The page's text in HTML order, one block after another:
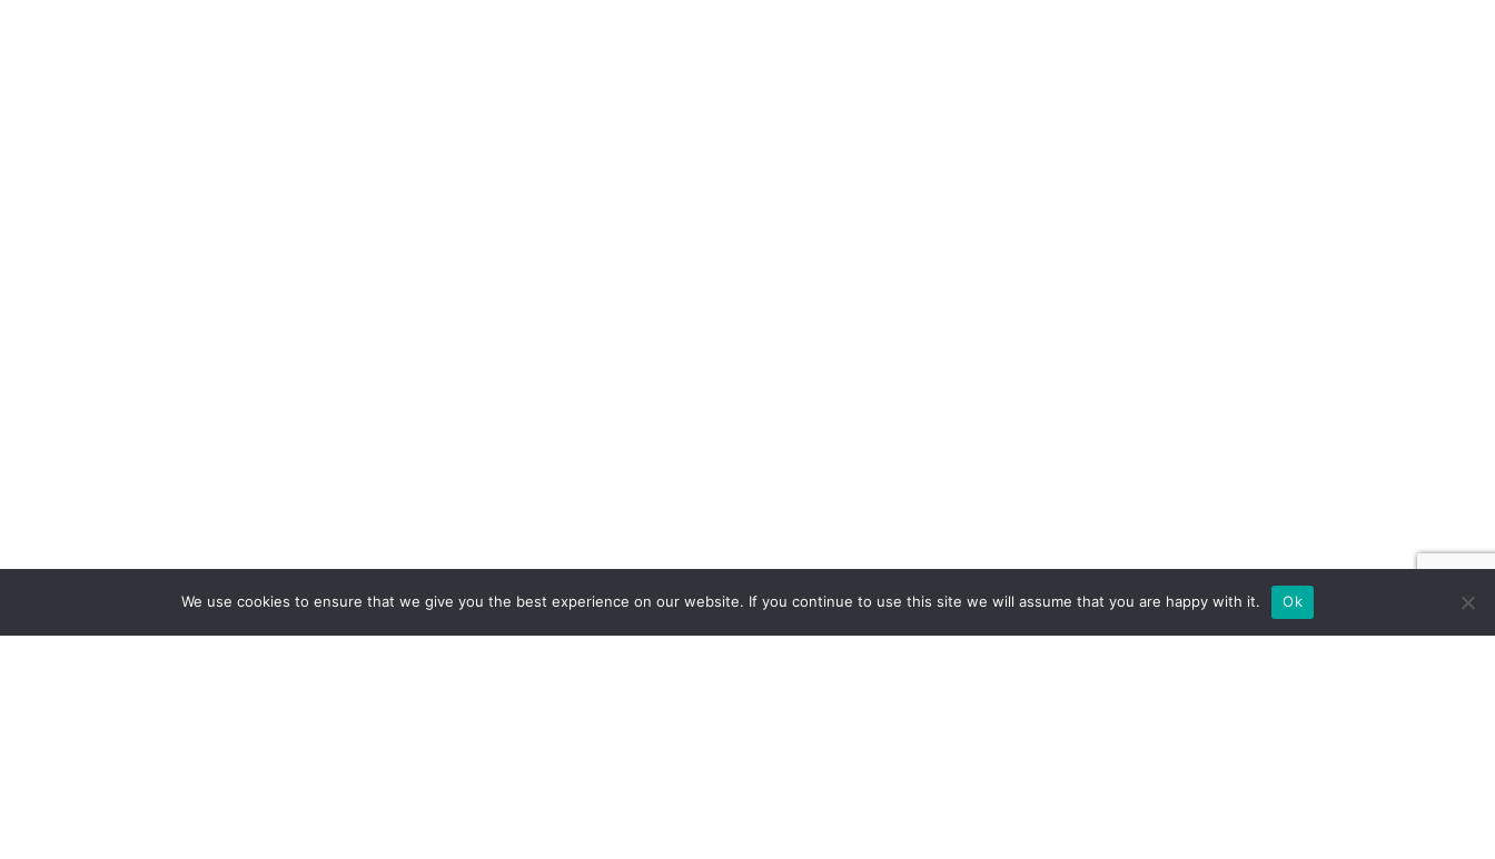
We use cookies to ensure that we give you the best experience on our website. If you continue to use this site we will assume that you are happy with it. Ok